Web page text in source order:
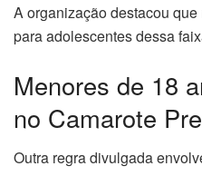
A organização destacou
para adolescentes dessa
Menores de 18
no Camarote
Outra regra divulgada